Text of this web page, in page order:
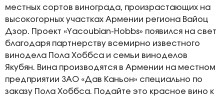
местных сортов винограда, произрастающих на
высокогорных участках Армении региона Вайоц
Дзор. Проект «Yacoubian-Hobbs» появился на свет
благодаря партнерству всемирно известного
винодела Пола Хоббса и семьи виноделов
Якубян. Вина производятся в Армении на местном
предприятии ЗАО «Дав Каньон» специально по
заказу Пола Хоббса. Подайте это красное вино к